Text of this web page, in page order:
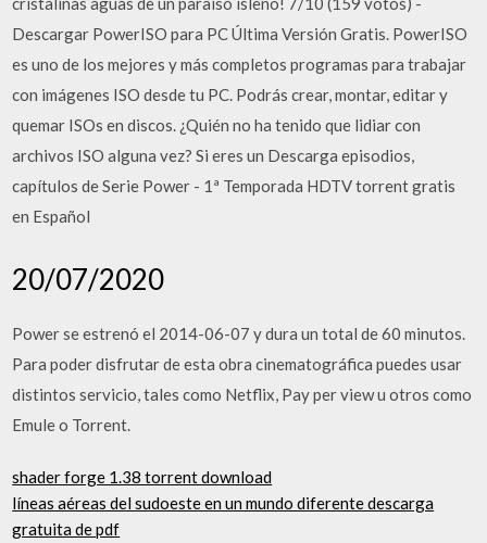
Descargar PowerISO para PC Última Versión Gratis. PowerISO
es uno de los mejores y más completos programas para trabajar
con imágenes ISO desde tu PC. Podrás crear, montar, editar y
quemar ISOs en discos. ¿Quién no ha tenido que lidiar con
archivos ISO alguna vez? Si eres un Descarga episodios,
capítulos de Serie Power - 1ª Temporada HDTV torrent gratis
en Español
20/07/2020
Power se estrenó el 2014-06-07 y dura un total de 60 minutos.
Para poder disfrutar de esta obra cinematográfica puedes usar
distintos servicio, tales como Netflix, Pay per view u otros como
Emule o Torrent.
shader forge 1.38 torrent download
líneas aéreas del sudoeste en un mundo diferente descarga
gratuita de pdf